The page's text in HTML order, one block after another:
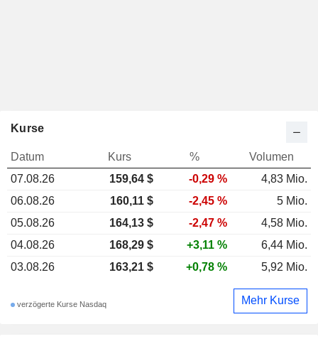
Kurse
Datum Kurs %
Volumen
07.08.26
159,64 $ -0,29 %
4,83 Mio.
06.08.26
160,11 $ -2,45 %
5 Mio.
05.08.26
164,13 $ -2,47 %
4,58 Mio.
04.08.26
168,29 $ +3,11 %
6,44 Mio.
03.08.26
163,21 $ +0,78 % 5,92 Mio.
verzögerte Kurse Nasdaq Mehr Kurse